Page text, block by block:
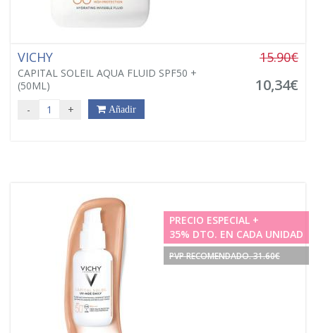
VICHY
CAPITAL SOLEIL AQUA FLUID SPF50 +
(50ML)
15.90€
10,34€
- + Añadir
PRECIO ESPECIAL +
35% DTO. EN CADA UNIDAD
PVP RECOMENDADO. 31.60€